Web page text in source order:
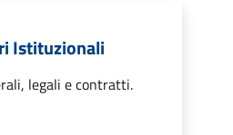
Istituzionali
legali e contratti.